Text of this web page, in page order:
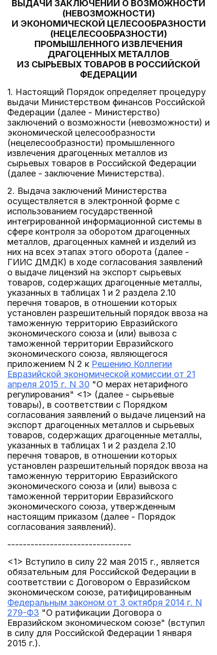
ВЫДАЧИ ЗАКЛЮЧЕНИЙ О ВОЗМОЖНОСТИ
(НЕВОЗМОЖНОСТИ)
И ЭКОНОМИЧЕСКОЙ ЦЕЛЕСООБРАЗНОСТИ
(НЕЦЕЛЕСООБРАЗНОСТИ)
ПРОМЫШЛЕННОГО ИЗВЛЕЧЕНИЯ
ДРАГОЦЕННЫХ МЕТАЛЛОВ
ИЗ СЫРЬЕВЫХ ТОВАРОВ В РОССИЙСКОЙ
ФЕДЕРАЦИИ
1. Настоящий Порядок определяет процедуру
выдачи Министерством финансов Российской
Федерации (далее - Министерство)
заключений о возможности (невозможности) и
экономической целесообразности
(нецелесообразности) промышленного
извлечения драгоценных металлов из
сырьевых товаров в Российской Федерации
(далее - заключение Министерства).
2. Выдача заключений Министерства
осуществляется в электронной форме с
использованием государственной
интегрированной информационной системы в
сфере контроля за оборотом драгоценных
металлов, драгоценных камней и изделий из
них на всех этапах этого оборота (далее -
ГИИС ДМДК) в ходе согласования заявлений
о выдаче лицензий на экспорт сырьевых
товаров, содержащих драгоценные металлы,
указанных в таблицах 1 и 2 раздела 2.10
перечня товаров, в отношении которых
установлен разрешительный порядок ввоза на
таможенную территорию Евразийского
экономического союза и (или) вывоза с
таможенной территории Евразийского
экономического союза, являющегося
приложением N 2 к Решению Коллегии
Евразийской экономической комиссии от 21
апреля 2015 г. N 30 "О мерах нетарифного
регулирования" <1> (далее - сырьевые
товары), в соответствии с Порядком
согласования заявлений о выдаче лицензий на
экспорт драгоценных металлов и сырьевых
товаров, содержащих драгоценные металлы,
указанных в таблицах 1 и 2 раздела 2.10
перечня товаров, в отношении которых
установлен разрешительный порядок ввоза на
таможенную территорию Евразийского
экономического союза и (или) вывоза с
таможенной территории Евразийского
экономического союза, утвержденным
настоящим приказом (далее - Порядок
согласования заявлений).
--------------------------------
<1> Вступило в силу 22 мая 2015 г., является
обязательным для Российской Федерации в
соответствии с Договором о Евразийском
экономическом союзе, ратифицированным
Федеральным законом от 3 октября 2014 г. N
279-ФЗ "О ратификации Договора о
Евразийском экономическом союзе" (вступил
в силу для Российской Федерации 1 января
2015 г.).